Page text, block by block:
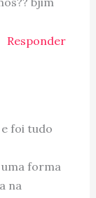
Responder
foi tudo
forma
na